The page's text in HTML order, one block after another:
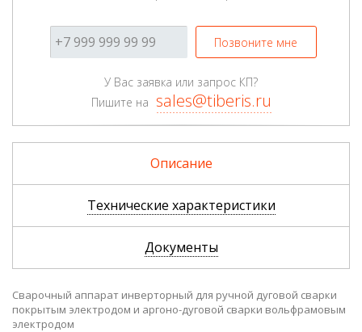
Позвоните мне
У Вас заявка или запрос КП?
Пишите на sales@tiberis.ru
Описание
Технические характеристики
Документы
Сварочный аппарат инверторный для ручной дуговой сварки
покрытым электродом и аргоно-дуговой сварки вольфрамовым
электродом